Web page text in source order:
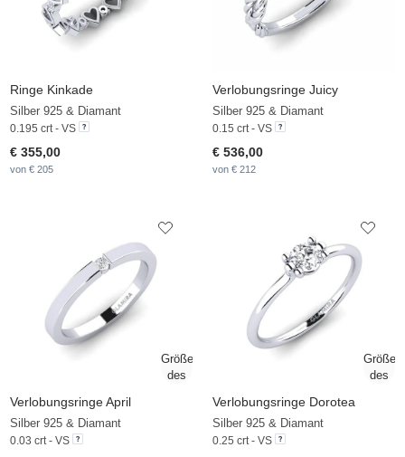
Ringe Kinkade
Silber 925 & Diamant
0.195 crt - VS
€ 355,00
von € 205
Verlobungsringe Juicy
Silber 925 & Diamant
0.15 crt - VS
€ 536,00
von € 212
Verlobungsringe April
Silber 925 & Diamant
0.03 crt - VS
Verlobungsringe Dorotea
Silber 925 & Diamant
0.25 crt - VS